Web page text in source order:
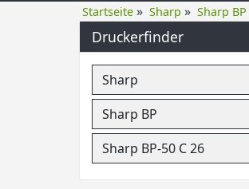
Startseite » Sharp » Sharp BP
Druckerfinder